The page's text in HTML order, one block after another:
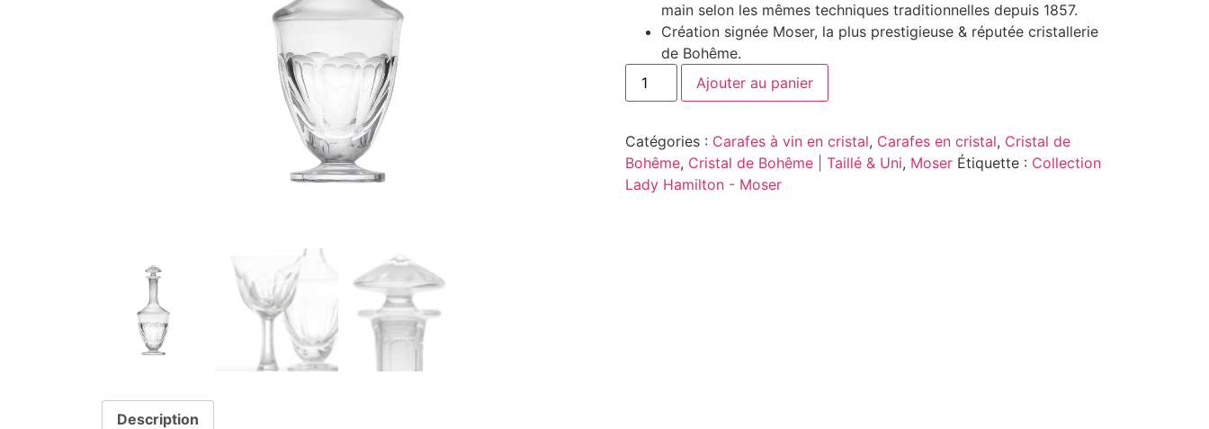
main selon les mêmes techniques traditionnelles depuis 1857.
Création signée Moser, la plus prestigieuse & réputée cristallerie
de Bohême.
Ajouter au panier
Catégories : Carafes à vin en cristal, Carafes en cristal, Cristal de
Bohême, Cristal de Bohême | Taillé & Uni, Moser Étiquette : Collection
Lady Hamilton - Moser
Description